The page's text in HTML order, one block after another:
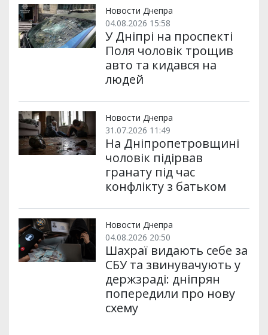
и k m p
Новости Днепра
04.08.2026 15:58
У Дніпрі на проспекті
Поля чоловік трощив
авто та кидався на
людей
Новости Днепра
31.07.2026 11:49
На Дніпропетровщині
чоловік підірвав
гранату під час
конфлікту з батьком
Новости Днепра
04.08.2026 20:50
Шахраї видають себе за
СБУ та звинувачують у
держзраді: дніпрян
попередили про нову
схему